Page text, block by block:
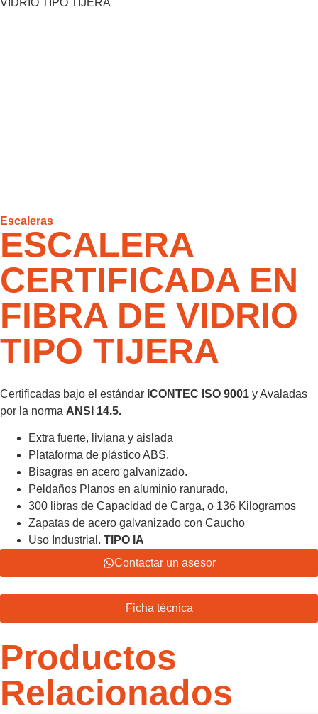
Escaleras
ESCALERA
CERTIFICADA EN
FIBRA DE VIDRIO
TIPO TIJERA
Certificadas bajo el estándar ICONTEC ISO 9001 y Avaladas
por la norma ANSI 14.5.
Extra fuerte, liviana y aislada
Plataforma de plástico ABS.
Bisagras en acero galvanizado.
Peldaños Planos en aluminio ranurado,
300 libras de Capacidad de Carga, o 136 Kilogramos
Zapatas de acero galvanizado con Caucho
Uso Industrial. TIPO IA
Contactar un asesor
Ficha técnica
Productos
Relacionados